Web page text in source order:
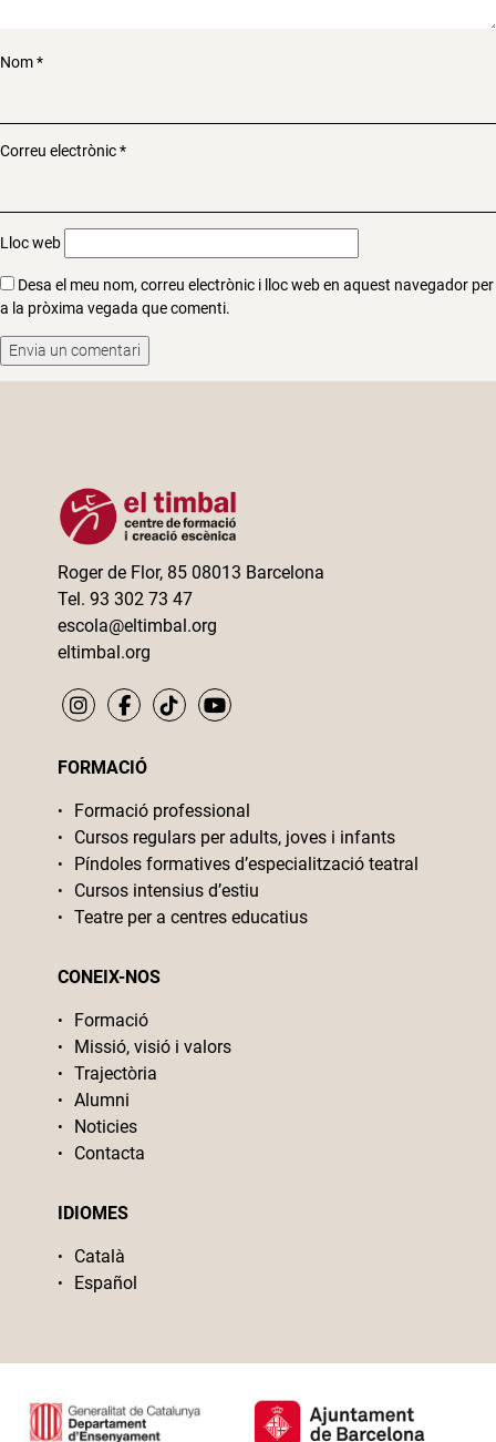
Nom*
Correu electrònic*
Lloc web
Desa el meu nom, correu electrònic i lloc web en aquest navegador per
a la pròxima vegada que comenti.
Roger de Flor, 85 08013 Barcelona
Tel. 93 302 73 47
escola@eltimbal.org
eltimbal.org
FORMACIÓ
Formació professional
Cursos regulars per adults, joves i infants
Píndoles formatives d’especialització teatral
Cursos intensius d’estiu
Teatre per a centres educatius
CONEIX-NOS
Formació
Missió, visió i valors
Trajectòria
Alumni
Noticies
Contacta
IDIOMES
Català
Español